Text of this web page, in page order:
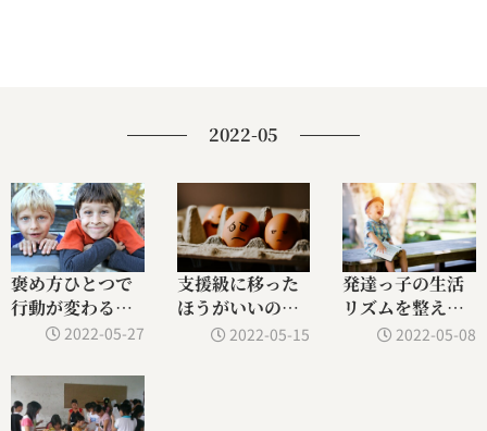
2022-05
褒め方ひとつで
行動が変わる！
発達っ子の褒め
2022-05-27
支援級に移った
ほうがいいの？
転籍・入級を検
2022-05-15
発達っ子の生活
リズムを整えよ
う！メリットと
2022-05-08